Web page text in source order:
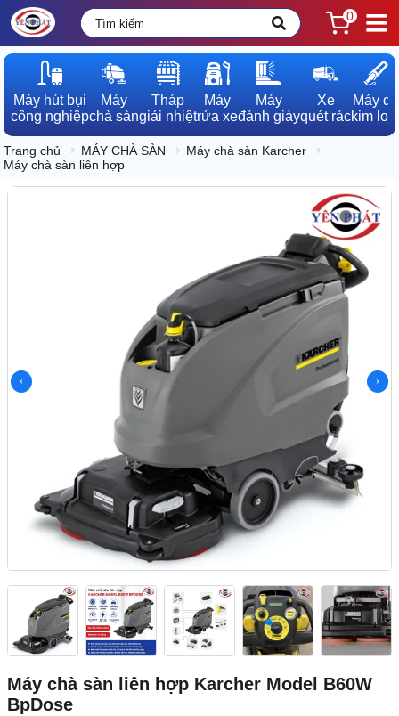
0
Máy hút bụi
công nghiệp
Máy
chà sàn
Tháp
giải nhiệt
Máy
rửa xe
Máy
đánh giày
Xe
quét rác
Máy dò
kim loại
Trang chủ MÁY CHÀ SÀN
Máy chà sàn Karcher
Máy chà sàn liên hợp
Máy chà sàn liên hợp Karcher Model B60W
BpDose